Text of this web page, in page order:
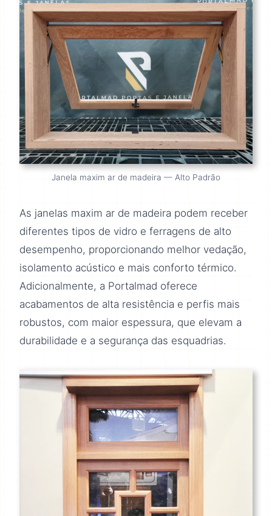
Janela maxim ar de madeira — Alto Padrão
As janelas maxim ar de madeira podem receber
diferentes tipos de vidro e ferragens de alto
desempenho, proporcionando melhor vedação,
isolamento acústico e mais conforto térmico.
Adicionalmente, a Portalmad oferece
acabamentos de alta resistência e perfis mais
robustos, com maior espessura, que elevam a
durabilidade e a segurança das esquadrias.